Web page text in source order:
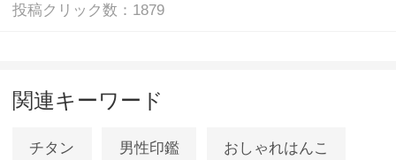
投稿クリック数：1879
関連キーワード
チタン 男性印鑑 おしゃれはんこ